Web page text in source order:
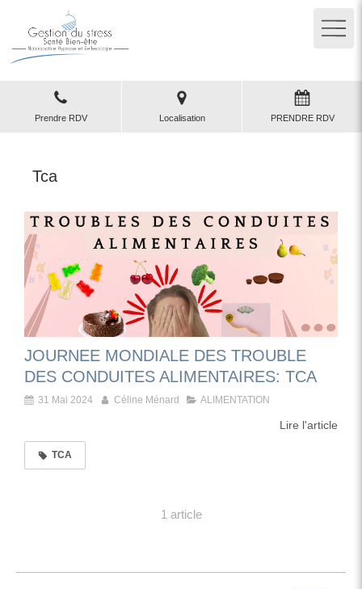
Prendre RDV Localisation PRENDRE RDV
Tca
JOURNEE MONDIALE DES TROUBLE
DES CONDUITES ALIMENTAIRES: TCA
31 Mai 2024 Céline Ménard ALIMENTATION
Lire l'article
TCA
1 article